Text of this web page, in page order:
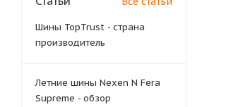
Шины TopTrust - страна
производитель
Летние шины Nexen N Fera
Supreme - обзор